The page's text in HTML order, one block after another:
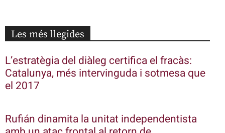
Les més llegides
L’estratègia del diàleg certifica el fracàs:
Catalunya, més intervinguda i sotmesa que
el 2017
Rufián dinamita la unitat independentista